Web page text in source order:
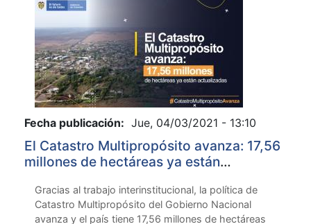
Fecha publicación: Jue, 04/03/2021 - 13:10
El Catastro Multipropósito avanza: 17,56
millones de hectáreas ya están
Gracias al trabajo interinstitucional, la política de
Catastro Multipropósito del Gobierno Nacional
avanza y el país tiene 17,56 millones de hectáreas